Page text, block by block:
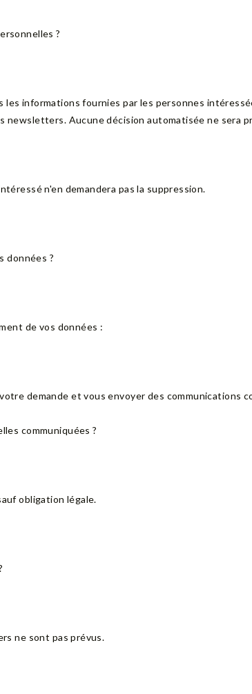
?
les informations fournies par les personnes
newsletters. Aucune décision automatisée ne sera
n'en demandera pas la suppression.
données ?
de vos données :
demande et vous envoyer des communications
communiquées ?
obligation légale.
ne sont pas prévus.